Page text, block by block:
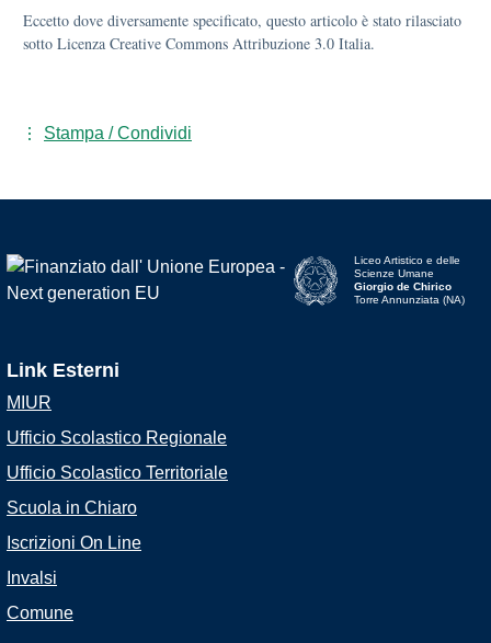
Eccetto dove diversamente specificato, questo articolo è stato rilasciato
sotto Licenza Creative Commons Attribuzione 3.0 Italia.
Stampa / Condividi
Liceo Artistico e delle
Scienze Umane
Giorgio de Chirico
Torre Annunziata (NA)
Link Esterni
MIUR
Ufficio Scolastico Regionale
Ufficio Scolastico Territoriale
Scuola in Chiaro
Iscrizioni On Line
Invalsi
Comune